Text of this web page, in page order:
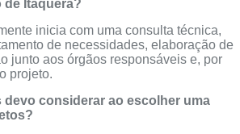
Itaquera?
inicia com uma consulta técnica,
de necessidades, elaboração de
junto aos órgãos responsáveis e, por
projeto.
devo considerar ao escolher uma